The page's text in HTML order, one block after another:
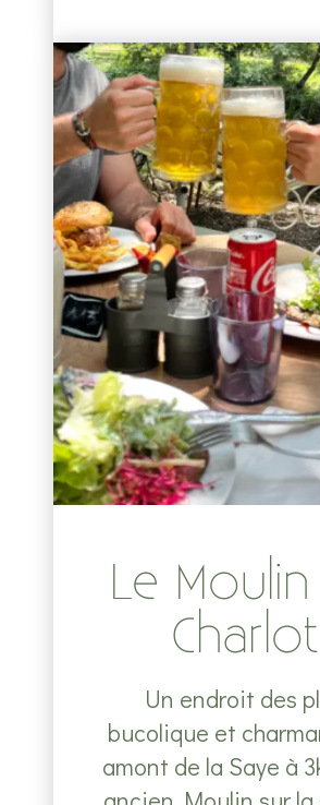
Le
Charlot
Un endroit des
bucolique et
amont de la Saye à